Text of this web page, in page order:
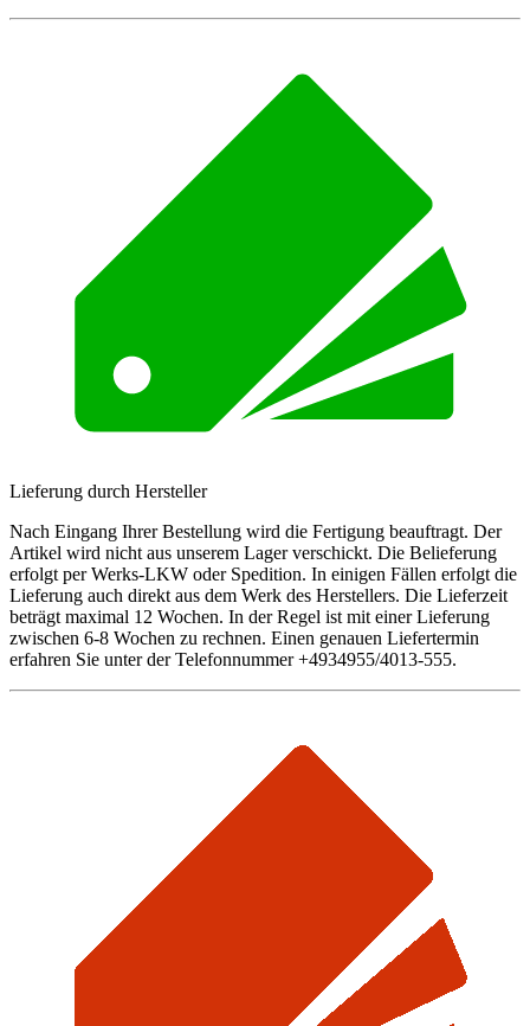
Lieferung durch Hersteller
Nach Eingang Ihrer Bestellung wird die Fertigung beauftragt. Der
Artikel wird nicht aus unserem Lager verschickt. Die Belieferung
erfolgt per Werks-LKW oder Spedition. In einigen Fällen erfolgt die
Lieferung auch direkt aus dem Werk des Herstellers. Die Lieferzeit
beträgt maximal 12 Wochen. In der Regel ist mit einer Lieferung
zwischen 6-8 Wochen zu rechnen. Einen genauen Liefertermin
erfahren Sie unter der Telefonnummer +4934955/4013-555.